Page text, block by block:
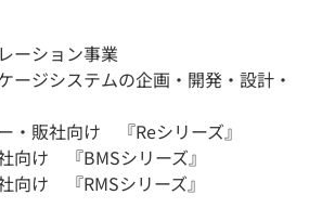
ーション事業
ージシステムの企画・開発・設計・
・販社向け 『Reシリーズ』
向け 『BMSシリーズ』
向け 『RMSシリーズ』